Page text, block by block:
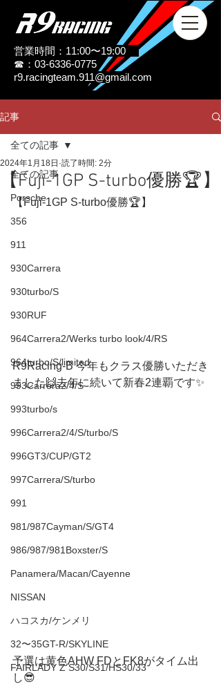
営業時間：11:00〜19:00
☎：03-6336-0775
r9.racingteam.911@gmail.com
記事
全ての記事
Porsche
356
911
930Carrera
930turbo/S
930RUF
964Carrera2/Werks turbo look/4/RS
964turbo/S/limited
993Carrera2/4/S
993turbo/s
996Carrera2/4/S/turbo/S
996GT3/CUP/GT2
997Carrera/S/turbo
991
981/987Cayman/S/GT4
986/987/981Boxster/S
Panamera/Macan/Cayenne
NISSAN
ハコスカ/ケンメリ
32〜35GT-R/SKYLINE
FAIRLADY Z S30/S31/HS30/33
全ての記事
【Fuji-1GP S-turbo優勝🏆】
2024年1月18日 読了時間: 2分
【Fuji-1GP S-turbo優勝🏆】
R9Racing-B 今年もクラス優勝いただき
ました🙌去年に続いて新春2連覇です✨
予選は黄色AHW FDとFK8がタイム出
し😎